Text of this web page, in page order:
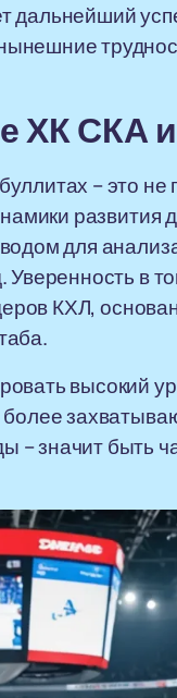
дальнейший
ХК СКА
– это не
развития
для
Уверенность в
КХЛ,
высокий
значит быть